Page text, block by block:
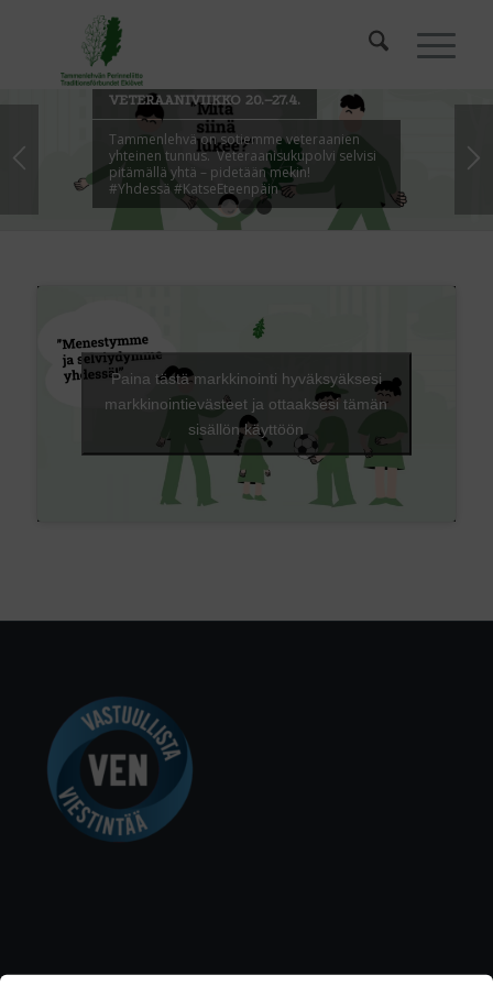
VETERAANIVIIKKO 20.–27.4.
Tammenlehvä on sotiemme veteraanien
yhteinen tunnus. Veteraanisukupolvi selvisi
pitämällä yhtä – pidetään mekin!
#Yhdessä #KatseEteenpäin
2
Paina tästä markkinointi hyväksyäksesi
markkinointievästeet ja ottaaksesi tämän
sisällön käyttöön